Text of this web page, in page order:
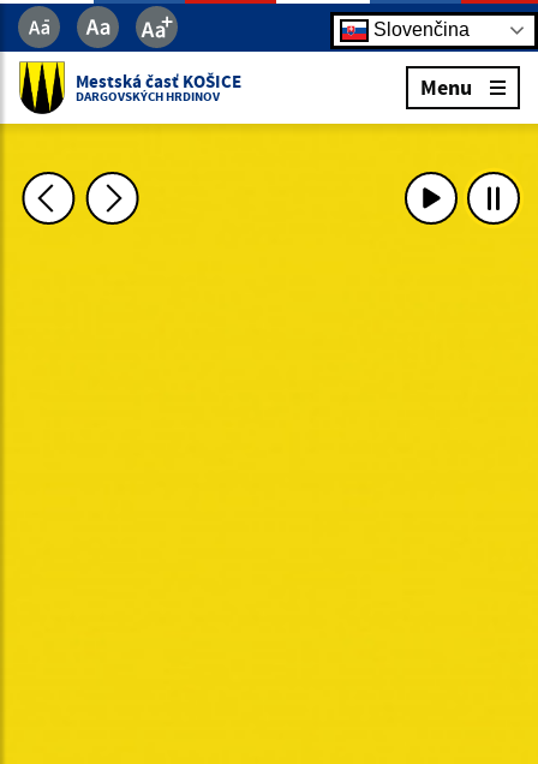
Slovenčina
Mestská časť KOŠICE
DARGOVSKÝCH HRDINOV Menu